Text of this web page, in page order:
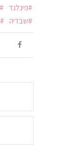
פינלנד
שבדיה